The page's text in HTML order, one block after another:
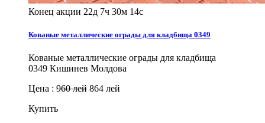
Конец акции 22д 7ч 30м 12с
Кованые металлические ограды для кладбища 0349
Кованые металлические ограды для кладбища
0349 Кишинев Молдова
Цена : 960 лей 864 лей
Купить